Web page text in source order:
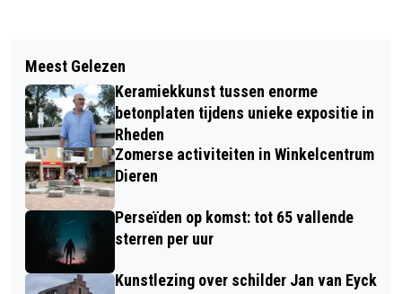
INTOCHT VAN DE DIERENSE
AVONDVIERDAAGSE
SCHOOLKORFBALTOERNOOI KEERT
SUCCESVOL TERUG BIJ SIOS’61 VELP
Meest Gelezen
Keramiekkunst tussen enorme
betonplaten tijdens unieke expositie in
Rheden
Zomerse activiteiten in Winkelcentrum
Dieren
Perseïden op komst: tot 65 vallende
sterren per uur
Kunstlezing over schilder Jan van Eyck